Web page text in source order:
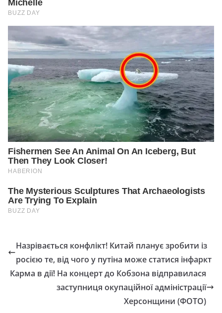
Назрівається конфлікт! Китай планує зробити із
росією те, від чого у путіна може статися інфаркт
Карма в дії! На концерт до Кобзона відправилася
заступниця окупаційної адміністрації
Херсонщини (ФОТО)